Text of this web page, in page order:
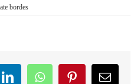
bordes
LinkedInWhatsAppPinterestEmail